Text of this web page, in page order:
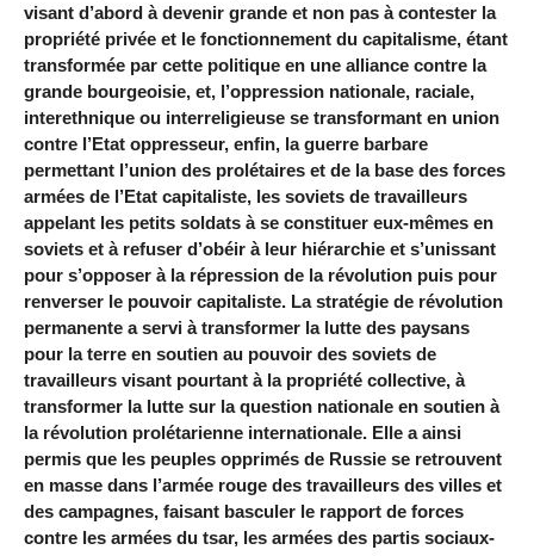
visant d’abord à devenir grande et non pas à contester la
propriété privée et le fonctionnement du capitalisme, étant
transformée par cette politique en une alliance contre la
grande bourgeoisie, et, l’oppression nationale, raciale,
interethnique ou interreligieuse se transformant en union
contre l’Etat oppresseur, enfin, la guerre barbare
permettant l’union des prolétaires et de la base des forces
armées de l’Etat capitaliste, les soviets de travailleurs
appelant les petits soldats à se constituer eux-mêmes en
soviets et à refuser d’obéir à leur hiérarchie et s’unissant
pour s’opposer à la répression de la révolution puis pour
renverser le pouvoir capitaliste. La stratégie de révolution
permanente a servi à transformer la lutte des paysans
pour la terre en soutien au pouvoir des soviets de
travailleurs visant pourtant à la propriété collective, à
transformer la lutte sur la question nationale en soutien à
la révolution prolétarienne internationale. Elle a ainsi
permis que les peuples opprimés de Russie se retrouvent
en masse dans l’armée rouge des travailleurs des villes et
des campagnes, faisant basculer le rapport de forces
contre les armées du tsar, les armées des partis sociaux-